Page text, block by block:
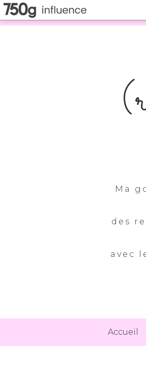
Ma
des
avec
Accueil